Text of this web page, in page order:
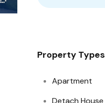
Property Types
Apartment